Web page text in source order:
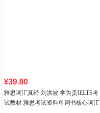
¥39.80
雅思词汇真经 刘洪波 学为贵IELTS考
试教材 雅思考试资料单词书核心词汇